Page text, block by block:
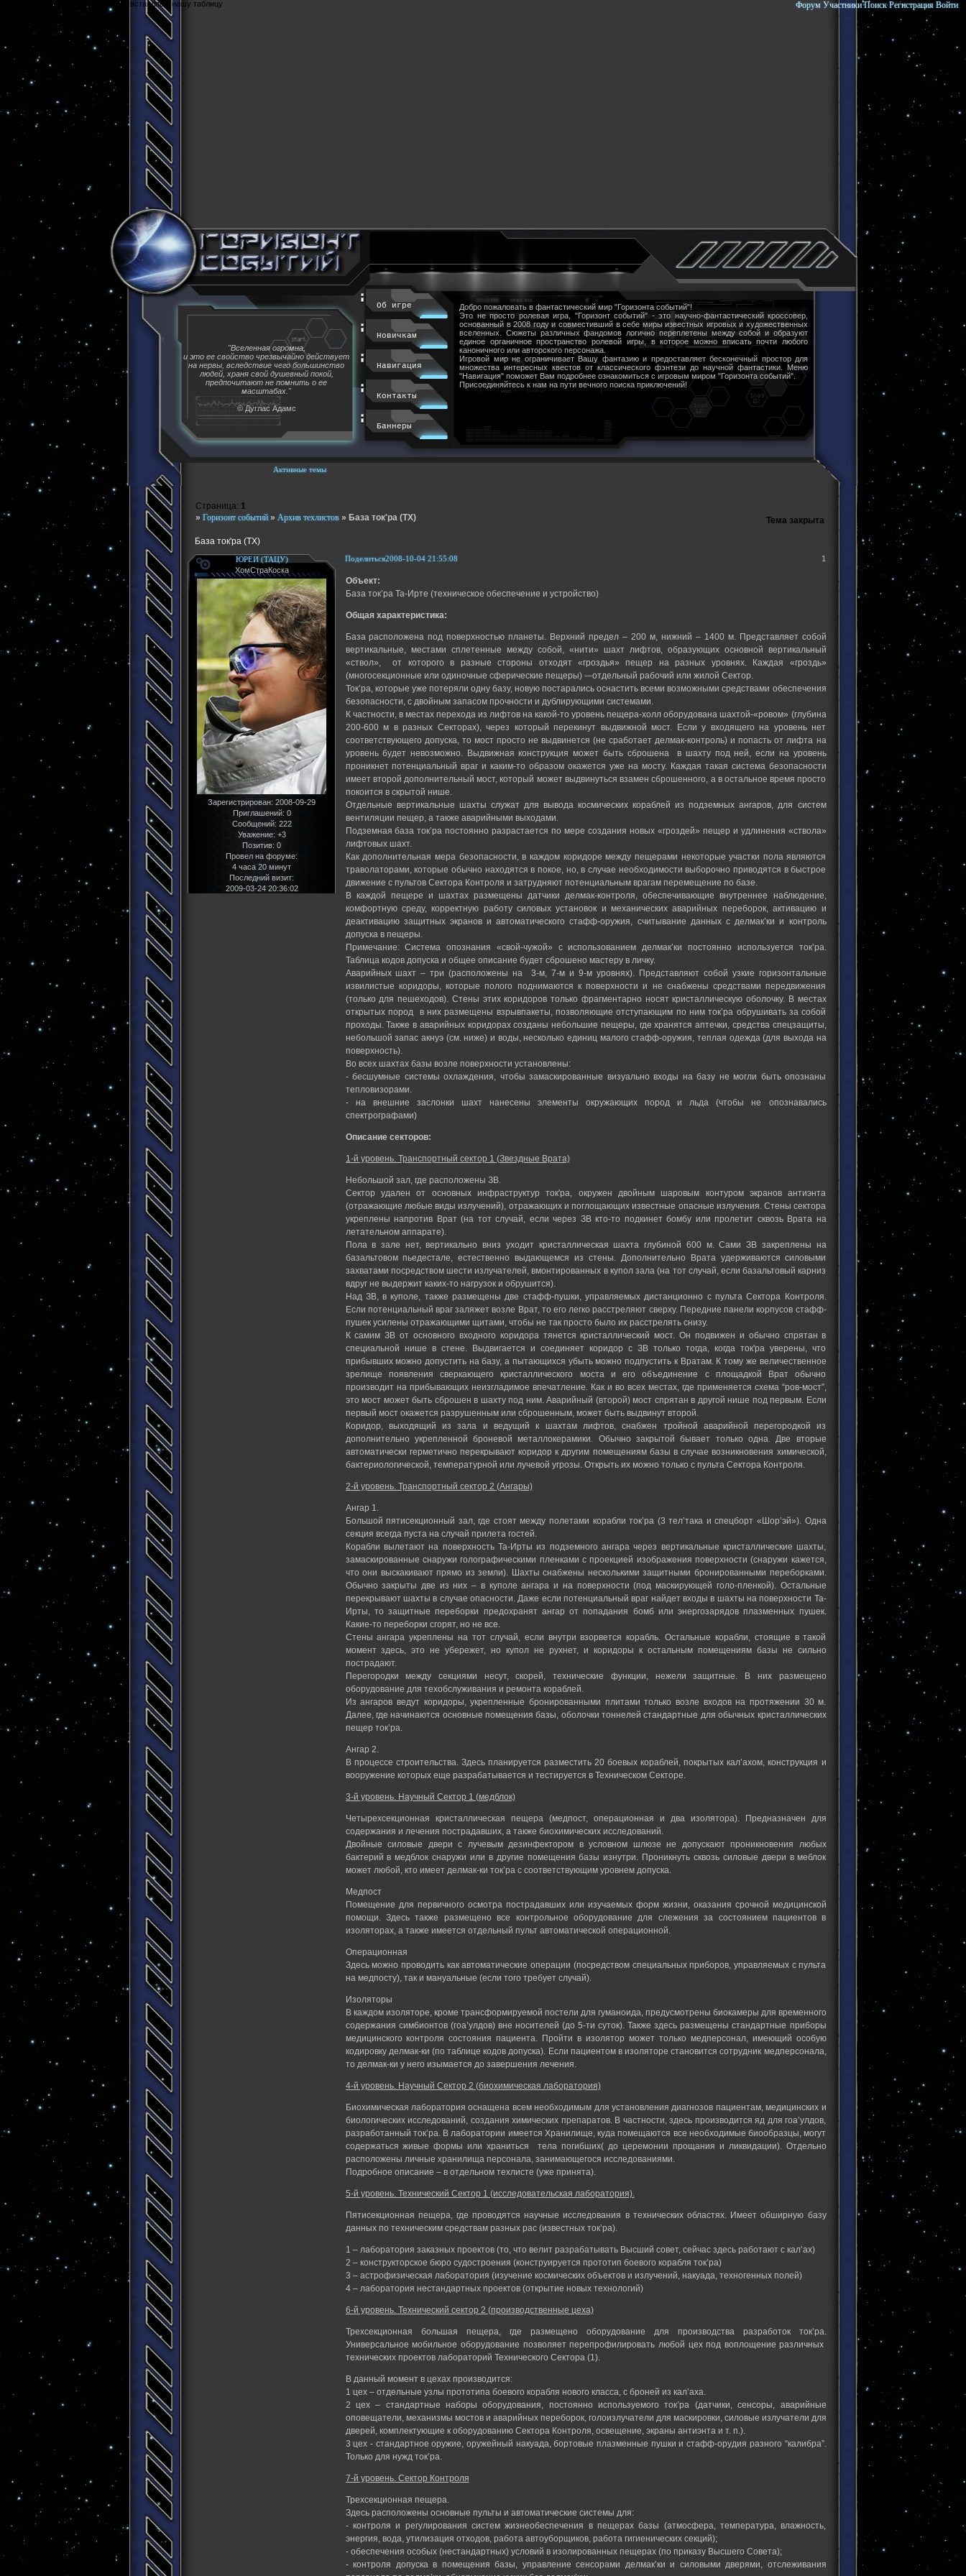
Cюда вставляем нашу таблицу Форум Участники Поиск Регистрация Войти
Активные темы
"Вселенная огромна,
и это ее свойство чрезвычайно действует
на нервы, вследствие чего большинство
людей, храня свой душевный покой,
предпочитают не помнить о ее
масштабах."
© Дуглас Адамс
Об игре
Новичкам
Навигация
Контакты
Баннеры
Добро пожаловать в фантастический мир "Горизонта событий"!
Это не просто ролевая игра, "Горизонт событий" - это научно-фантастический кроссовер,
основанный в 2008 году и совместивший в себе миры известных игровых и художественных
вселенных. Сюжеты различных фандомов логично переплетены между собой и образуют
единое органичное пространство ролевой игры, в которое можно вписать почти любого
каноничного или авторского персонажа.
Игровой мир не ограничивает Вашу фантазию и предоставляет бесконечный простор для
множества интересных квестов от классического фэнтези до научной фантастики. Меню
"Навигация" поможет Вам подробнее ознакомиться с игровым миром "Горизонта событий".
Присоединяйтесь к нам на пути вечного поиска приключений!
» Горизонт событий » Архив техлистов » База ток'ра (ТХ)
База ток'ра (ТХ)
Страница: 1
Тема закрыта
Поделиться 1
2008-10-04 21:55:08
ЮРЕИ (ТАЦУ)
ХомСтраКоска
Зарегистрирован: 2008-09-29
Приглашений: 0
Сообщений: 222
Уважение: +3
Позитив: 0
Провел на форуме:
4 часа 20 минут
Последний визит:
2009-03-24 20:36:02
Объект:
База ток’ра Та-Ирте (техническое обеспечение и устройство)
Общая характеристика:
База расположена под поверхностью планеты. Верхний предел – 200 м, нижний – 1400 м. Представляет собой
вертикальные, местами сплетенные между собой, «нити» шахт лифтов, образующих основной вертикальный
«ствол», от которого в разные стороны отходят «гроздья» пещер на разных уровнях. Каждая «гроздь»
(многосекционные или одиночные сферические пещеры) -–отдельный рабочий или жилой Сектор.
Ток’ра, которые уже потеряли одну базу, новую постарались оснастить всеми возможными средствами обеспечения
безопасности, с двойным запасом прочности и дублирующими системами.
К частности, в местах перехода из лифтов на какой-то уровень пещера-холл оборудована шахтой-«ровом» (глубина
200-600 м в разных Секторах), через который перекинут выдвижной мост. Если у входящего на уровень нет
соответствующего допуска, то мост просто не выдвинется (не сработает делмак-контроль) и попасть от лифта на
уровень будет невозможно. Выдвижная конструкция может быть сброшена в шахту под ней, если на уровень
проникнет потенциальный враг и каким-то образом окажется уже на мосту. Каждая такая система безопасности
имеет второй дополнительный мост, который может выдвинуться взамен сброшенного, а в остальное время просто
покоится в скрытой нише.
Отдельные вертикальные шахты служат для вывода космических кораблей из подземных ангаров, для систем
вентиляции пещер, а также аварийными выходами.
Подземная база ток’ра постоянно разрастается по мере создания новых «гроздей» пещер и удлинения «ствола»
лифтовых шахт.
Как дополнительная мера безопасности, в каждом коридоре между пещерами некоторые участки пола являются
траволаторами, которые обычно находятся в покое, но, в случае необходимости выборочно приводятся в быстрое
движение с пультов Сектора Контроля и затрудняют потенциальным врагам перемещение по базе.
В каждой пещере и шахтах размещены датчики делмак-контроля, обеспечивающие внутреннее наблюдение,
комфортную среду, корректную работу силовых установок и механических аварийных переборок, активацию и
деактивацию защитных экранов и автоматического стафф-оружия, считывание данных с делмак’ки и контроль
допуска в пещеры.
Примечание: Система опознания «свой-чужой» с использованием делмак’ки постоянно используется ток’ра.
Таблица кодов допуска и общее описание будет сброшено мастеру в личку.
Аварийных шахт – три (расположены на 3-м, 7-м и 9-м уровнях). Представляют собой узкие горизонтальные
извилистые коридоры, которые полого поднимаются к поверхности и не снабжены средствами передвижения
(только для пешеходов). Стены этих коридоров только фрагментарно носят кристаллическую оболочку. В местах
открытых пород в них размещены взрывпакеты, позволяющие отступающим по ним ток’ра обрушивать за собой
проходы. Также в аварийных коридорах созданы небольшие пещеры, где хранятся аптечки, средства спецзащиты,
небольшой запас акнуэ (см. ниже) и воды, несколько единиц малого стафф-оружия, теплая одежда (для выхода на
поверхность).
Во всех шахтах базы возле поверхности установлены:
- бесшумные системы охлаждения, чтобы замаскированные визуально входы на базу не могли быть опознаны
тепловизорами.
- на внешние заслонки шахт нанесены элементы окружающих пород и льда (чтобы не опознавались
спектрографами)
Описание секторов:
1-й уровень. Транспортный сектор 1 (Звездные Врата)
Небольшой зал, где расположены ЗВ.
Сектор удален от основных инфраструктур ток'ра, окружен двойным шаровым контуром экранов антиэнта
(отражающие любые виды излучений), отражающих и поглощающих известные опасные излучения. Стены сектора
укреплены напротив Врат (на тот случай, если через ЗВ кто-то подкинет бомбу или пролетит сквозь Врата на
летательном аппарате).
Пола в зале нет, вертикально вниз уходит кристаллическая шахта глубиной 600 м. Сами ЗВ закреплены на
базальтовом пьедестале, естественно выдающемся из стены. Дополнительно Врата удерживаются силовыми
захватами посредством шести излучателей, вмонтированных в купол зала (на тот случай, если базальтовый карниз
вдруг не выдержит каких-то нагрузок и обрушится).
Над ЗВ, в куполе, также размещены две стафф-пушки, управляемых дистанционно с пульта Сектора Контроля.
Если потенциальный враг заляжет возле Врат, то его легко расстреляют сверху. Передние панели корпусов стафф-
пушек усилены отражающими щитами, чтобы не так просто было их расстрелять снизу.
К самим ЗВ от основного входного коридора тянется кристаллический мост. Он подвижен и обычно спрятан в
специальной нише в стене. Выдвигается и соединяет коридор с ЗВ только тогда, когда ток'ра уверены, что
прибывших можно допустить на базу, а пытающихся убыть можно подпустить к Вратам. К тому же величественное
зрелище появления сверкающего кристаллического моста и его объединение с площадкой Врат обычно
производит на прибывающих неизгладимое впечатление. Как и во всех местах, где применяется схема “ров-мост”,
это мост может быть сброшен в шахту под ним. Аварийный (второй) мост спрятан в другой нише под первым. Если
первый мост окажется разрушенным или сброшенным, может быть выдвинут второй.
Коридор, выходящий из зала и ведущий к шахтам лифтов, снабжен тройной аварийной перегородкой из
дополнительно укрепленной броневой металлокерамики. Обычно закрытой бывает только одна. Две вторые
автоматически герметично перекрывают коридор к другим помещениям базы в случае возникновения химической,
бактериологической, температурной или лучевой угрозы. Открыть их можно только с пульта Сектора Контроля.
2-й уровень. Транспортный сектор 2 (Ангары)
Ангар 1.
Большой пятисекционный зал, где стоят между полетами корабли ток’ра (3 тел’така и спецборт «Шор’эй»). Одна
секция всегда пуста на случай прилета гостей.
Корабли вылетают на поверхность Та-Ирты из подземного ангара через вертикальные кристаллические шахты,
замаскированные снаружи голографическими пленками с проекцией изображения поверхности (снаружи кажется,
что они выскакивают прямо из земли). Шахты снабжены несколькими защитными бронированными переборками.
Обычно закрыты две из них – в куполе ангара и на поверхности (под маскирующей голо-пленкой). Остальные
перекрывают шахты в случае опасности. Даже если потенциальный враг найдет входы в шахты на поверхности Та-
Ирты, то защитные переборки предохранят ангар от попадания бомб или энергозарядов плазменных пушек.
Какие-то переборки сгорят, но не все.
Стены ангара укреплены на тот случай, если внутри взорвется корабль. Остальные корабли, стоящие в такой
момент здесь, это не убережет, но купол не рухнет, и коридоры к остальным помещениям базы не сильно
пострадают.
Перегородки между секциями несут, скорей, технические функции, нежели защитные. В них размещено
оборудование для техобслуживания и ремонта кораблей.
Из ангаров ведут коридоры, укрепленные бронированными плитами только возле входов на протяжении 30 м.
Далее, где начинаются основные помещения базы, оболочки тоннелей стандартные для обычных кристаллических
пещер ток’ра.
Ангар 2.
В процессе строительства. Здесь планируется разместить 20 боевых кораблей, покрытых кал’ахом, конструкция и
вооружение которых еще разрабатывается и тестируется в Техническом Секторе.
3-й уровень. Научный Сектор 1 (медблок)
Четырехсекционная кристаллическая пещера (медпост, операционная и два изолятора). Предназначен для
содержания и лечения пострадавших, а также биохимических исследований.
Двойные силовые двери с лучевым дезинфектором в условном шлюзе не допускают проникновения любых
бактерий в медблок снаружи или в другие помещения базы изнутри. Проникнуть сквозь силовые двери в меблок
может любой, кто имеет делмак-ки ток’ра с соответствующим уровнем допуска.
Медпост
Помещение для первичного осмотра пострадавших или изучаемых форм жизни, оказания срочной медицинской
помощи. Здесь также размещено все контрольное оборудование для слежения за состоянием пациентов в
изоляторах, а также имеется отдельный пульт автоматической операционной.
Операционная
Здесь можно проводить как автоматические операции (посредством специальных приборов, управляемых с пульта
на медпосту), так и мануальные (если того требует случай).
Изоляторы
В каждом изоляторе, кроме трансформируемой постели для гуманоида, предусмотрены биокамеры для временного
содержания симбионтов (гоа’улдов) вне носителей (до 5-ти суток). Также здесь размещены стандартные приборы
медицинского контроля состояния пациента. Пройти в изолятор может только медперсонал, имеющий особую
кодировку делмак-ки (по таблице кодов допуска). Если пациентом в изоляторе становится сотрудник медперсонала,
то делмак-ки у него изымается до завершения лечения.
4-й уровень. Научный Сектор 2 (биохимическая лаборатория)
Биохимическая лаборатория оснащена всем необходимым для установления диагнозов пациентам, медицинских и
биологических исследований, создания химических препаратов. В частности, здесь производится яд для гоа’улдов,
разработанный ток’ра. В лаборатории имеется Хранилище, куда помещаются все необходимые биообразцы, могут
содержаться живые формы или храниться тела погибших( до церемонии прощания и ликвидации). Отдельно
расположены личные хранилища персонала, занимающегося исследованиями.
Подробное описание – в отдельном техлисте (уже принята).
5-й уровень. Технический Сектор 1 (исследовательская лаборатория).
Пятисекционная пещера, где проводятся научные исследования в технических областях. Имеет обширную базу
данных по техническим средствам разных рас (известных ток’ра).
1 – лаборатория заказных проектов (то, что велит разрабатывать Высший совет, сейчас здесь работают с кал’ах)
2 – конструкторское бюро судостроения (конструируется прототип боевого корабля ток’ра)
3 – астрофизическая лаборатория (изучение космических объектов и излучений, накуада, техногенных полей)
4 – лаборатория нестандартных проектов (открытие новых технологий)
6-й уровень. Технический сектор 2 (производственные цеха)
Трехсекционная большая пещера, где размещено оборудование для производства разработок ток’ра.
Универсальное мобильное оборудование позволяет перепрофилировать любой цех под воплощение различных
технических проектов лабораторий Технического Сектора (1).
В данный момент в цехах производится:
1 цех – отдельные узлы прототипа боевого корабля нового класса, с броней из кал’аха.
2 цех – стандартные наборы оборудования, постоянно используемого ток’ра (датчики, сенсоры, аварийные
оповещатели, механизмы мостов и аварийных переборок, голоизлучатели для маскировки, силовые излучатели для
дверей, комплектующие к оборудованию Сектора Контроля, освещение, экраны антиэнта и т. п.).
3 цех - стандартное оружие, оружейный накуада, бортовые плазменные пушки и стафф-орудия разного “калибра”.
Только для нужд ток’ра.
7-й уровень. Сектор Контроля
Трехсекционная пещера.
Здесь расположены основные пульты и автоматические системы для:
- контроля и регулирования систем жизнеобеспечения в пещерах базы (атмосфера, температура, влажность,
энергия, вода, утилизация отходов, работа автоуборщиков, работа гигиенических секций);
- обеспечения особых (нестандартных) условий в изолированных пещерах (по приказу Высшего Совета);
- контроля допуска в помещения базы, управление сенсорами делмак’ки и силовыми дверями, отслеживания